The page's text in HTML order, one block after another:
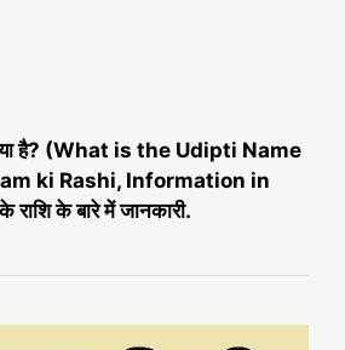
है? (What is the Udipti Name
ki Rashi, Information in
राशि के बारे में जानकारी.